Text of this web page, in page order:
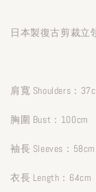
日本製復古剪裁立
肩寬 Shoulders：
胸圍 Bust：100cm
袖長 Sleeves：58cm
衣長 Length：64cm